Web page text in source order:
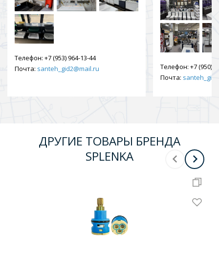
Телефон: +7 (953) 964-13-44
Почта: santeh_gid2@mail.ru Телефон: +7 (950)
Почта:
ДРУГИЕ ТОВАРЫ БРЕНДА
SPLENKA